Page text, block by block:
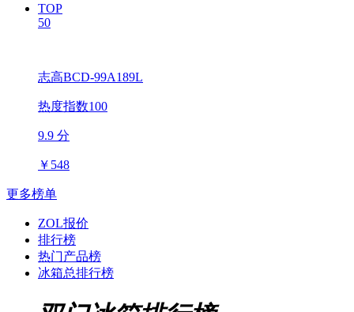
TOP
50
志高BCD-99A189L
热度指数100
9.9 分
￥ 548
更多榜单
ZOL报价
排行榜
热门产品榜
冰箱总排行榜